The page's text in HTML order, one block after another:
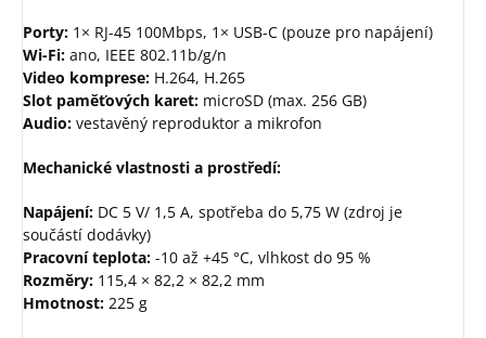
Porty: 1× RJ-45 100Mbps, 1× USB-C (pouze pro napájení)
Wi-Fi: ano, IEEE 802.11b/g/n
Video komprese: H.264, H.265
Slot paměťových karet: microSD (max. 256 GB)
Audio: vestavěný reproduktor a mikrofon
Mechanické vlastnosti a prostředí:
Napájení: DC 5 V/ 1,5 A, spotřeba do 5,75 W (zdroj je
součástí dodávky)
Pracovní teplota: -10 až +45 °C, vlhkost do 95 %
Rozměry: 115,4 × 82,2 × 82,2 mm
Hmotnost: 225 g